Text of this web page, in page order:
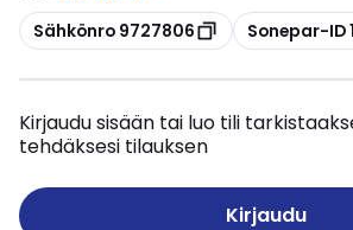
Kopioi
Sähkönro 9727806 Kopioi
Sonepar-ID
Kirjaudu sisään tai luo tili
tehdäksesi tilauksen
Kirjaudu